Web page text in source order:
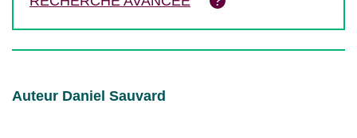
Auteur Daniel Sauvard